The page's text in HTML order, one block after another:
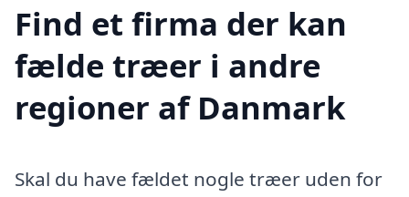
Find et firma der kan
fælde træer i andre
regioner af Danmark
Skal du have fældet nogle træer uden for